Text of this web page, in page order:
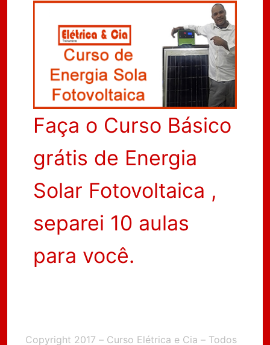
Faça o Curso Básico
grátis de Energia
Solar Fotovoltaica ,
separei 10 aulas
para você.
Copyright 2017 – Curso Elétrica e Cia – Todos